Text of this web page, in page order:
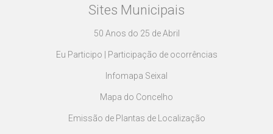
Sites Municipais
50 Anos do 25 de Abril
Eu Participo | Participação de ocorrências
Infomapa Seixal
Mapa do Concelho
Emissão de Plantas de Localização